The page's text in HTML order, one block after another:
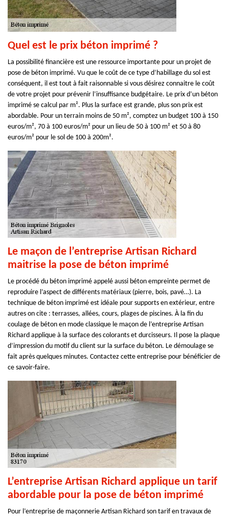
Quel est le prix béton imprimé ?
La possibilité financière est une ressource importante pour un projet de
pose de béton imprimé. Vu que le coût de ce type d’habillage du sol est
conséquent, il est tout à fait raisonnable si vous désirez connaitre le coût
de votre projet pour prévenir l’insuffisance budgétaire. Le prix d’un béton
imprimé se calcul par m². Plus la surface est grande, plus son prix est
abordable. Pour un terrain moins de 50 m², comptez un budget 100 à 150
euros/m², 70 à 100 euros/m² pour un lieu de 50 à 100 m² et 50 à 80
euros/m² pour le sol de 100 à 200m².
Le maçon de l’entreprise Artisan Richard
maitrise la pose de béton imprimé
Le procédé du béton imprimé appelé aussi béton empreinte permet de
reproduire l’aspect de différents matériaux (pierre, bois, pavé…). La
technique de béton imprimé est idéale pour supports en extérieur, entre
autres on cite : terrasses, allées, cours, plages de piscines. À la fin du
coulage de béton en mode classique le maçon de l’entreprise Artisan
Richard applique à la surface des colorants et durcisseurs. Il pose la plaque
d’impression du motif du client sur la surface du béton. Le démoulage se
fait après quelques minutes. Contactez cette entreprise pour bénéficier de
ce savoir-faire.
L’entreprise Artisan Richard applique un tarif
abordable pour la pose de béton imprimé
Pour l’entreprise de maçonnerie Artisan Richard son tarif en travaux de